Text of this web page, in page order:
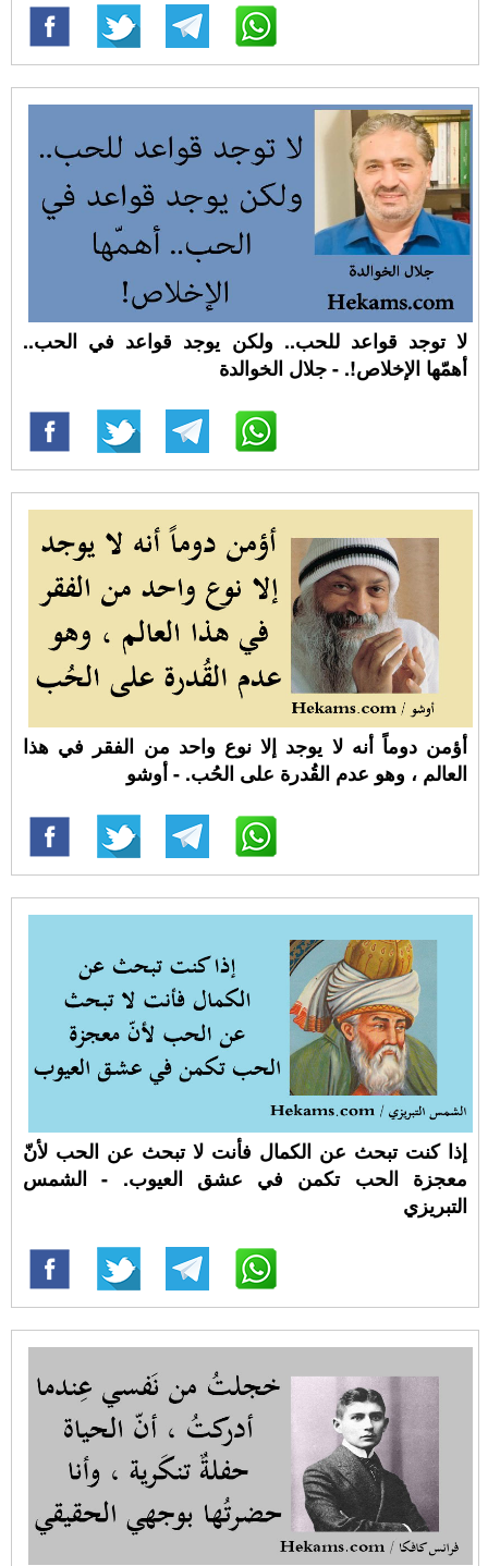
لا توجد قواعد للحب.. ولكن يوجد قواعد في الحب..
أهمّها الإخلاص!. - جلال الخوالدة
أؤمن دوماً أنه لا يوجد إلا نوع واحد من الفقر في هذا
العالم ، وهو عدم القُدرة على الحُب. - أوشو
إذا كنت تبحث عن الكمال فأنت لا تبحث عن الحب لأنّ
معجزة الحب تكمن في عشق العيوب. - الشمس
التبريزي